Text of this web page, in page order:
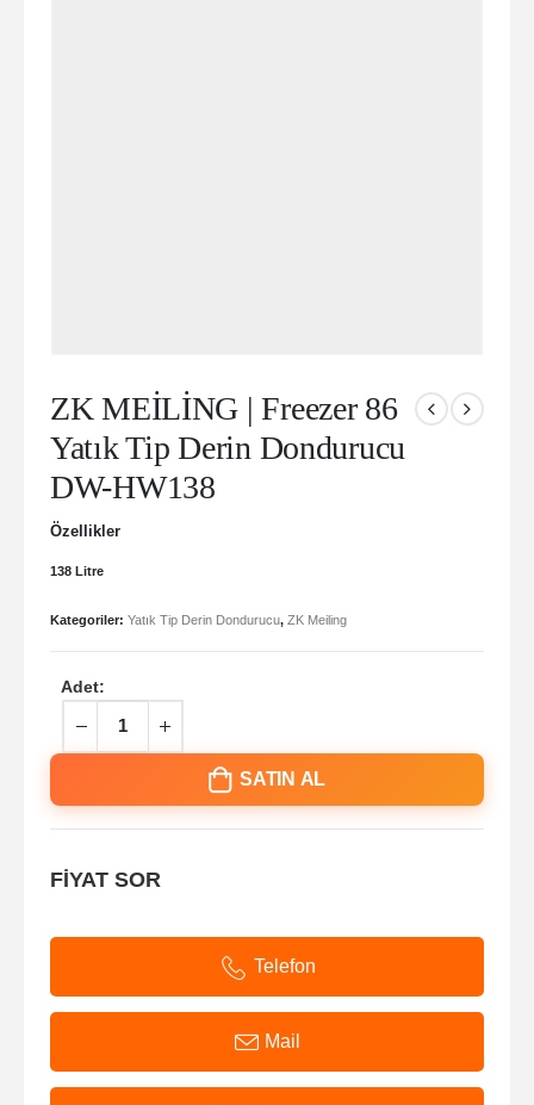
ZK MEİLİNG | Freezer 86
Yatık Tip Derin Dondurucu
DW-HW138
Özellikler
138 Litre
Kategoriler: Yatık Tip Derin Dondurucu, ZK Meiling
Adet:
SATIN AL
FİYAT SOR
Telefon
Mail